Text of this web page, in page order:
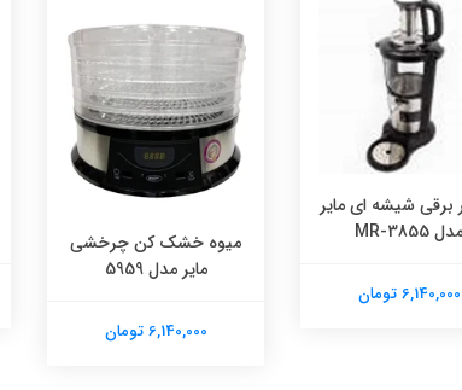
برقی شیشه ای مایر
مدل MR-3855
6,140,000 تومان
میوه خشک کن چرخشی
مایر مدل 5959
6,140,000 تومان